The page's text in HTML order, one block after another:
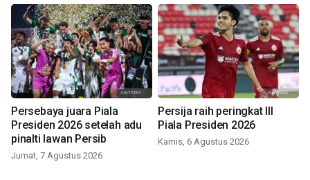
Persebaya juara Piala
Presiden 2026 setelah adu
pinalti lawan Persib
Jumat, 7 Agustus 2026
Persija raih peringkat III
Piala Presiden 2026
Kamis, 6 Agustus 2026